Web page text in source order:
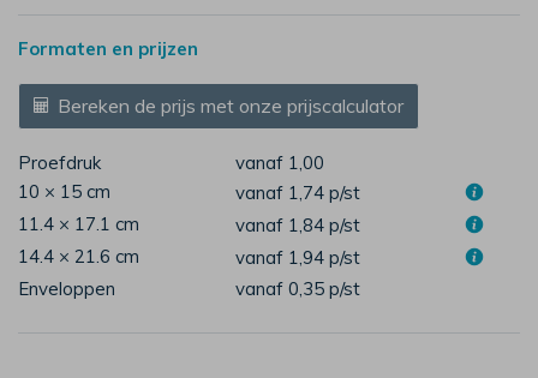
Formaten en prijzen
Bereken de prijs met onze prijscalculator
Proefdruk
vanaf 1,00
10 × 15 cm
vanaf 1,74 p/st
11.4 × 17.1 cm
vanaf 1,84 p/st
14.4 × 21.6 cm
vanaf 1,94 p/st
Enveloppen
vanaf 0,35 p/st